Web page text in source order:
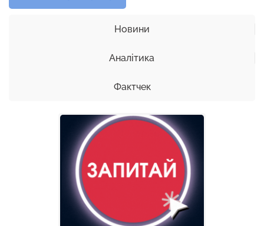
Новини
Аналітика
Фактчек